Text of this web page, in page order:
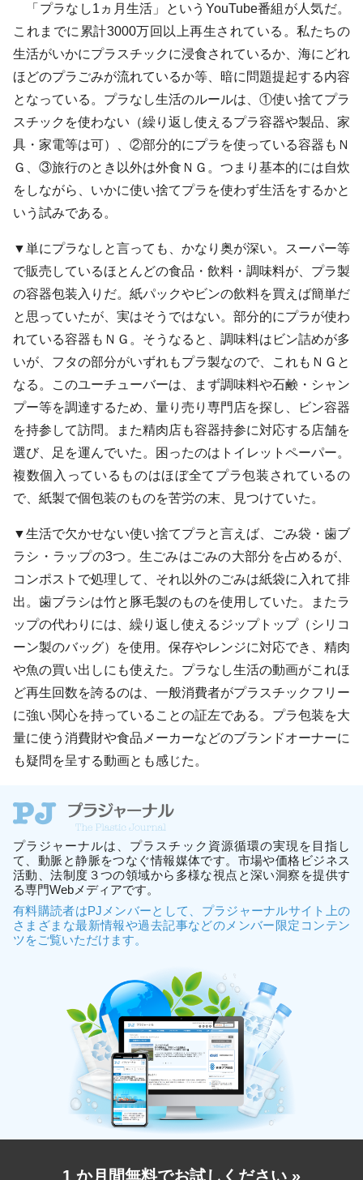
「プラなし1ヵ月生活」というYouTube番組が人気だ。
これまでに累計3000万回以上再生されている。私たちの
生活がいかにプラスチックに浸食されているか、海にどれ
ほどのプラごみが流れているか等、暗に問題提起する内容
となっている。プラなし生活のルールは、①使い捨てプラ
スチックを使わない（繰り返し使えるプラ容器や製品、家
具・家電等は可）、②部分的にプラを使っている容器もＮ
Ｇ、③旅行のとき以外は外食ＮＧ。つまり基本的には自炊
をしながら、いかに使い捨てプラを使わず生活をするかと
いう試みである。
▼単にプラなしと言っても、かなり奥が深い。スーパー等
で販売しているほとんどの食品・飲料・調味料が、プラ製
の容器包装入りだ。紙パックやビンの飲料を買えば簡単だ
と思っていたが、実はそうではない。部分的にプラが使わ
れている容器もＮＧ。そうなると、調味料はビン詰めが多
いが、フタの部分がいずれもプラ製なので、これもＮＧと
なる。このユーチューバーは、まず調味料や石鹸・シャン
プー等を調達するため、量り売り専門店を探し、ビン容器
を持参して訪問。また精肉店も容器持参に対応する店舗を
選び、足を運んでいた。困ったのはトイレットペーパー。
複数個入っているものはほぼ全てプラ包装されているの
で、紙製で個包装のものを苦労の末、見つけていた。
▼生活で欠かせない使い捨てプラと言えば、ごみ袋・歯ブ
ラシ・ラップの3つ。生ごみはごみの大部分を占めるが、
コンポストで処理して、それ以外のごみは紙袋に入れて排
出。歯ブラシは竹と豚毛製のものを使用していた。またラ
ップの代わりには、繰り返し使えるジップトップ（シリコ
ーン製のバッグ）を使用。保存やレンジに対応でき、精肉
や魚の買い出しにも使えた。プラなし生活の動画がこれほ
ど再生回数を誇るのは、一般消費者がプラスチックフリー
に強い関心を持っていることの証左である。プラ包装を大
量に使う消費財や食品メーカーなどのブランドオーナーに
も疑問を呈する動画とも感じた。
プラジャーナルは、プラスチック資源循環の実現を目指し
て、動脈と静脈をつなぐ情報媒体です。市場や価格ビジネス
活動、法制度３つの領域から多様な視点と深い洞察を提供す
る専門Webメディアです。
有料購読者はPJメンバーとして、プラジャーナルサイト上の
さまざまな最新情報や過去記事などのメンバー限定コンテン
ツをご覧いただけます。
1 か月間無料でお試しください »